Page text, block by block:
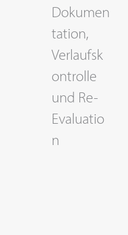
Dokumen
tation,
Verlaufsk
ontrolle
und Re-
Evaluatio
n